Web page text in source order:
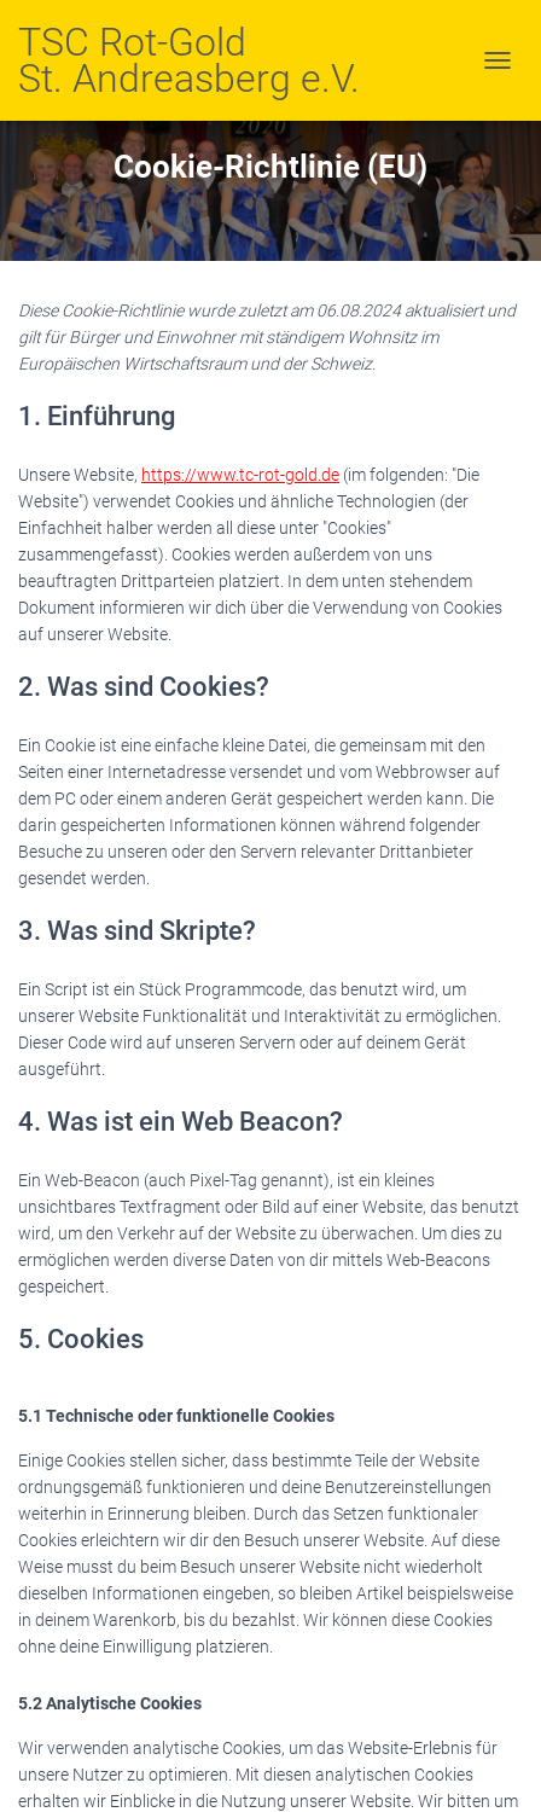
TSC Rot-Gold
St. Andreasberg e.V.
V
A
I
O
U
Cookie-Richtlinie (EU)
Diese Cookie-Richtlinie wurde zuletzt am 06.08.2024 aktualisiert und
gilt für Bürger und Einwohner mit ständigem Wohnsitz im
Europäischen Wirtschaftsraum und der Schweiz.
1. Einführung
Unsere Website, https://www.tc-rot-gold.de (im folgenden: "Die
Website") verwendet Cookies und ähnliche Technologien (der
Einfachheit halber werden all diese unter "Cookies"
zusammengefasst). Cookies werden außerdem von uns
beauftragten Drittparteien platziert. In dem unten stehendem
Dokument informieren wir dich über die Verwendung von Cookies
auf unserer Website.
2. Was sind Cookies?
Ein Cookie ist eine einfache kleine Datei, die gemeinsam mit den
Seiten einer Internetadresse versendet und vom Webbrowser auf
dem PC oder einem anderen Gerät gespeichert werden kann. Die
darin gespeicherten Informationen können während folgender
Besuche zu unseren oder den Servern relevanter Drittanbieter
gesendet werden.
3. Was sind Skripte?
Ein Script ist ein Stück Programmcode, das benutzt wird, um
unserer Website Funktionalität und Interaktivität zu ermöglichen.
Dieser Code wird auf unseren Servern oder auf deinem Gerät
ausgeführt.
4. Was ist ein Web Beacon?
Ein Web-Beacon (auch Pixel-Tag genannt), ist ein kleines
unsichtbares Textfragment oder Bild auf einer Website, das benutzt
wird, um den Verkehr auf der Website zu überwachen. Um dies zu
ermöglichen werden diverse Daten von dir mittels Web-Beacons
gespeichert.
5. Cookies
5.1 Technische oder funktionelle Cookies
Einige Cookies stellen sicher, dass bestimmte Teile der Website
ordnungsgemäß funktionieren und deine Benutzereinstellungen
weiterhin in Erinnerung bleiben. Durch das Setzen funktionaler
Cookies erleichtern wir dir den Besuch unserer Website. Auf diese
Weise musst du beim Besuch unserer Website nicht wiederholt
dieselben Informationen eingeben, so bleiben Artikel beispielsweise
in deinem Warenkorb, bis du bezahlst. Wir können diese Cookies
ohne deine Einwilligung platzieren.
5.2 Analytische Cookies
Wir verwenden analytische Cookies, um das Website-Erlebnis für
unsere Nutzer zu optimieren. Mit diesen analytischen Cookies
erhalten wir Einblicke in die Nutzung unserer Website. Wir bitten um